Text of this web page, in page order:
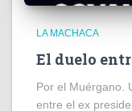
LA MACHACA
El duelo
Por el Muérgano.
entre el ex